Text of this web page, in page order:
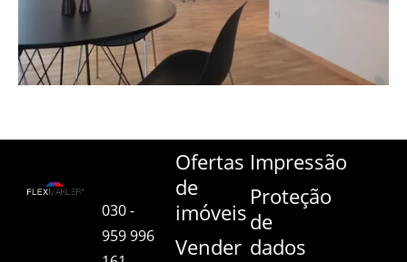
030 -
959 996
Ofertas
de
imóveis
Vender
Impressão
Proteção
de
dados